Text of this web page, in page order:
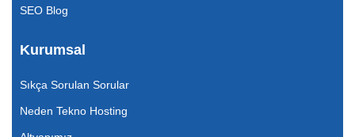
SEO Blog
Kurumsal
Sıkça Sorulan Sorular
Neden Tekno Hosting